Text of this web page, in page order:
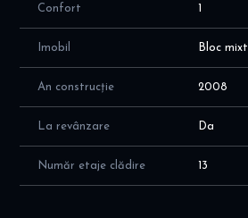
Confort 1
Imobil Bloc mixt
An construcție 2008
La revânzare Da
Număr etaje clădire 13